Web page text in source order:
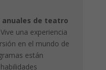
anuales de teatro
una experiencia
en el mundo de
están